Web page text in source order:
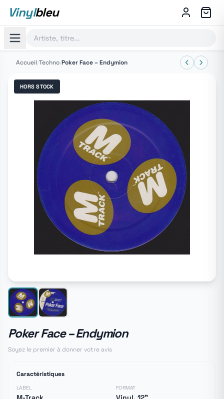
Vinylbleu
Accueil/Techno/Poker Face ‎– Endymion
HORS STOCK
Poker Face ‎– Endymion
Soyez le premier à donner votre avis
Caractéristiques
LABEL FORMAT